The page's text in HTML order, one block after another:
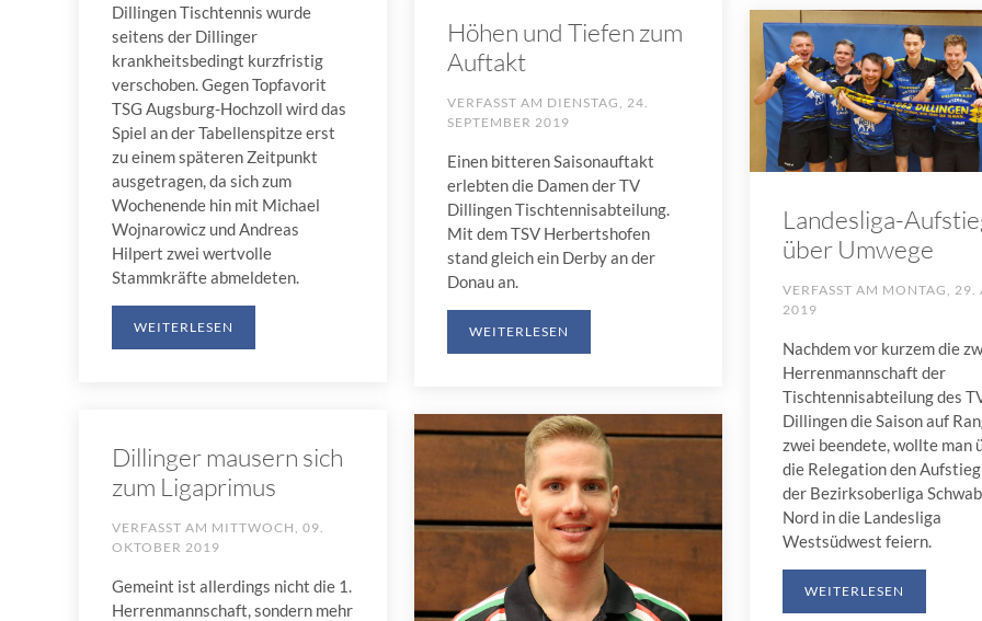
Dillingen Tischtennis wurde
seitens der Dillinger
krankheitsbedingt kurzfristig
verschoben. Gegen Topfavorit
TSG Augsburg-Hochzoll wird das
Spiel an der Tabellenspitze erst
zu einem späteren Zeitpunkt
ausgetragen, da sich zum
Wochenende hin mit Michael
Wojnarowicz und Andreas
Hilpert zwei wertvolle
Stammkräfte abmeldeten.
WEITERLESEN
Dillinger mausern sich
zum Ligaprimus
VERFASST AM MITTWOCH, 09.
OKTOBER 2019
Gemeint ist allerdings nicht die 1.
Herrenmannschaft, sondern mehr
Höhen und Tiefen zum
Auftakt
VERFASST AM DIENSTAG, 24.
SEPTEMBER 2019
Einen bitteren Saisonauftakt
erlebten die Damen der TV
Dillingen Tischtennisabteilung.
Mit dem TSV Herbertshofen
stand gleich ein Derby an der
Donau an.
WEITERLESEN
Landesliga-
über Umwege
VERFASST AM MONTAG, 29.
2019
Nachdem vor kurzem die
Herrenmannschaft der
Tischtennisabteilung des
Dillingen die Saison auf
zwei beendete, wollte man
die Relegation den
der Bezirksoberliga
Nord in die Landesliga
Westsüdwest feiern.
WEITERLESEN